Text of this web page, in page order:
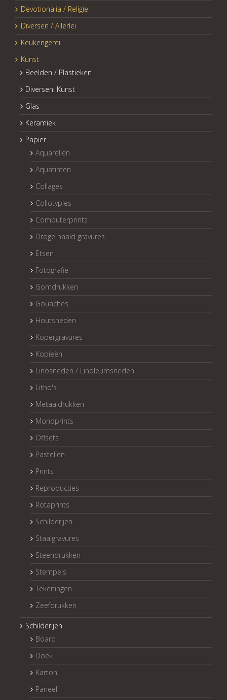
Devotionalia / Religie
Diversen / Allerlei
Keukengerei
Kunst
Beelden / Plastieken
Diversen: Kunst
Glas
Keramiek
Papier
Aquarellen
Aquatinten
Collages
Collotypies
Computerprints
Droge naald gravures
Etsen
Fotografie
Gomdrukken
Gouaches
Houtsneden
Kopergravures
Kopieën
Linosneden / Linoleumsneden
Litho's
Metaaldrukken
Monoprints
Offsets
Pastellen
Prints
Reproducties
Rotaprints
Schilderijen
Staalgravures
Steendrukken
Stempels
Tekeningen
Zeefdrukken
Schilderijen
Board
Doek
Karton
Paneel